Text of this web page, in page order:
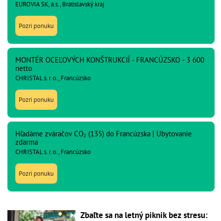
EUROVIA SK, a.s., Bratislavský kraj
Pozri ponuku
MONTÉR OCEĽOVÝCH KONŠTRUKCIÍ - FRANCÚZSKO - 3 600
netto
CHRISTAL s. r. o., Francúzsko
Pozri ponuku
Hľadáme zváračov CO₂ (135) do Francúzska | Ubytovanie
zdarma
CHRISTAL s. r. o., Francúzsko
Pozri ponuku
Zbaľte sa na letný piknik bez stresu: